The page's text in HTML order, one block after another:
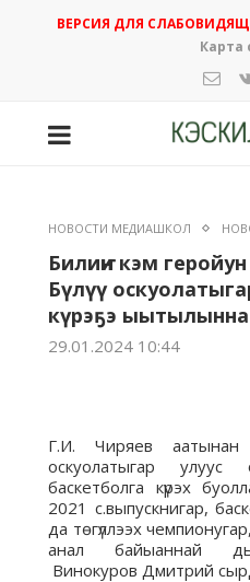
ВЕРСИЯ ДЛЯ
Карта
НОВОСТИ МЕДИАШКОЛ
Билиҥҥи кэм
Бүлүү
күрэҕэ ыытылынна
29.01.2024 10:44
Г.И. Чиряев аатынан
оскуолатыгар улуус
баскетболга күрэх
2021 с.выпускнигар,
да төгүллээх чемпионугар,
анал байыаннай
Винокуров Дмитрий